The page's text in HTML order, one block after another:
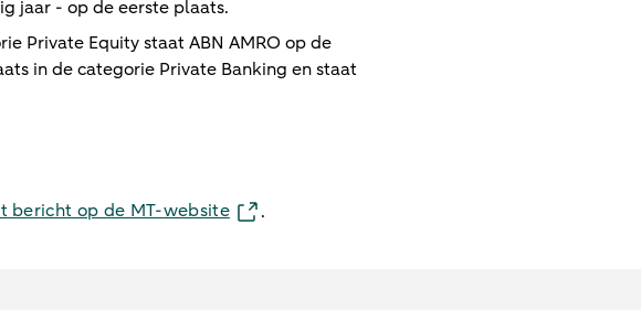
jaar - op de eerste plaats.
Private Equity staat ABN AMRO op de
in de categorie Private Banking en staat
bericht op de MT-website .